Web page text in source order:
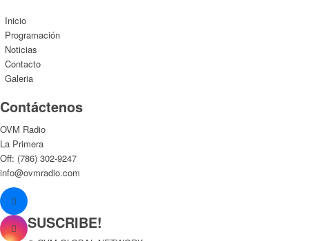
Inicio
Programación
Noticias
Contacto
Galeria
Contáctenos
OVM Radio
La Primera
Off: (786) 302-9247
info@ovmradio.com
SUSCRIBE!